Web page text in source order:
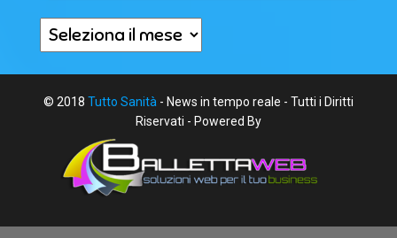
Archivi
© 2018 Tutto Sanità - News in tempo reale - Tutti i Diritti
Riservati - Powered By